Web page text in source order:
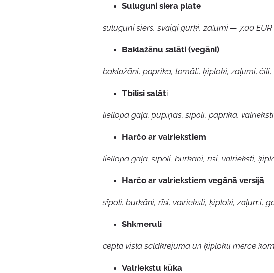
Suluguni siera plate
suluguni siers, svaigi gurķi, zaļumi — 7.00 EUR
Baklažānu salāti (vegāni)
baklažāni, paprika, tomāti, ķiploki, zaļumi, čili,
Tbilisi salāti
liellopa gaļa, pupiņas, sīpoli, paprika,
Harčo ar valriekstiem
liellopa gaļa, sīpoli, burkāni, rīsi, valrieksti,
Harčo ar valriekstiem vegānā versijā
sīpoli, burkāni, rīsi, valrieksti, ķiploki, zaļumi,
Shkmeruli
cepta vista saldkrējuma un ķiploku mērcē
Valriekstu kūka